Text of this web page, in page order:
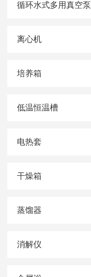
循环水式多用真空泵
离心机
培养箱
低温恒温槽
电热套
干燥箱
蒸馏器
消解仪